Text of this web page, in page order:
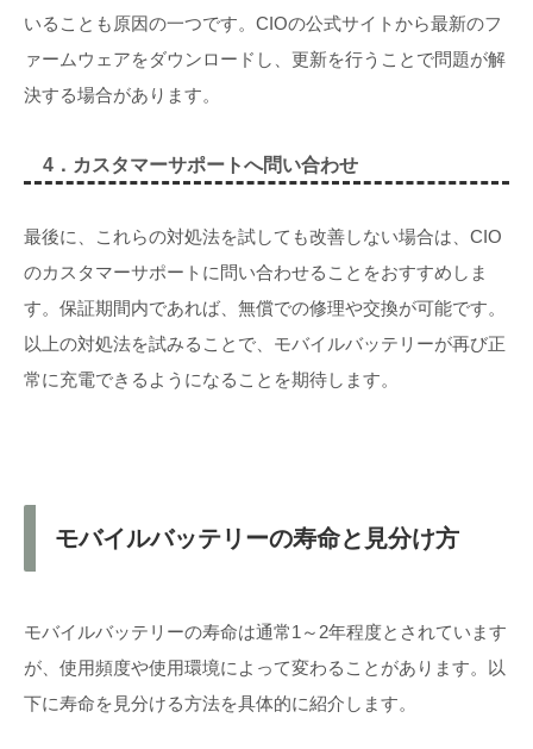
いることも原因の一つです。CIOの公式サイトから最新のフ
ァームウェアをダウンロードし、更新を行うことで問題が解
決する場合があります。
4．カスタマーサポートへ問い合わせ
最後に、これらの対処法を試しても改善しない場合は、CIO
のカスタマーサポートに問い合わせることをおすすめしま
す。保証期間内であれば、無償での修理や交換が可能です。
以上の対処法を試みることで、モバイルバッテリーが再び正
常に充電できるようになることを期待します。
モバイルバッテリーの寿命と見分け方
モバイルバッテリーの寿命は通常1～2年程度とされています
が、使用頻度や使用環境によって変わることがあります。以
下に寿命を見分ける方法を具体的に紹介します。